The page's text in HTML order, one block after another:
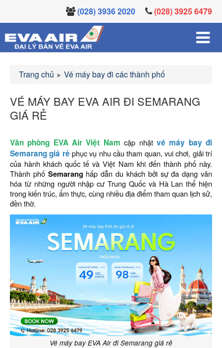
(028) 3936 2020 (028) 3925 6479
Trang chủ Vé máy bay đi các thành phố
VÉ MÁY BAY EVA AIR ĐI SEMARANG
GIÁ RẺ
Văn phòng EVA Air Việt Nam cập nhật vé máy bay đi
Semarang giá rẻ phục vụ nhu cầu tham quan, vui chơi, giải trí
của hành khách quốc tế và Việt Nam khi đến thành phố này.
Thành phố Semarang hấp dẫn du khách bởi sự đa dạng văn
hóa từ những người nhập cư Trung Quốc và Hà Lan thể hiện
trong kiến trúc, ẩm thực, cùng nhiều địa điểm tham quan lịch sử,
đền thờ.
Vé máy bay EVA Air đi Semarang giá rẻ